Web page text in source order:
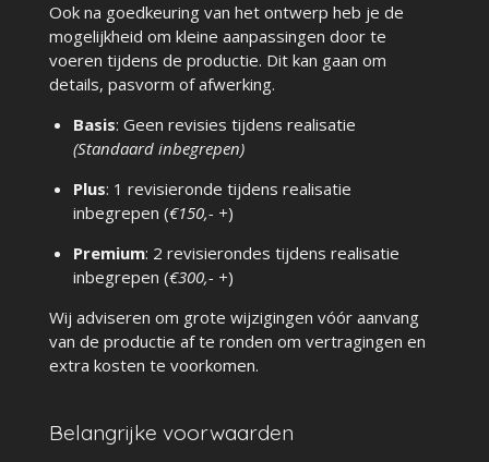
Ook na goedkeuring van het ontwerp heb je de
mogelijkheid om kleine aanpassingen door te
voeren tijdens de productie. Dit kan gaan om
details, pasvorm of afwerking.
Basis: Geen revisies tijdens realisatie
(Standaard inbegrepen)
Plus: 1 revisieronde tijdens realisatie
inbegrepen (€150,- +)
Premium: 2 revisierondes tijdens realisatie
inbegrepen (€300,- +)
Wij adviseren om grote wijzigingen vóór aanvang
van de productie af te ronden om vertragingen en
extra kosten te voorkomen.
Belangrijke voorwaarden